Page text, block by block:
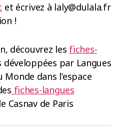
et écrivez à laly@dulala.fr
!
découvrez les fiches-
développées par Langues
dans l’espace
fiches-langues
Casnav de Paris